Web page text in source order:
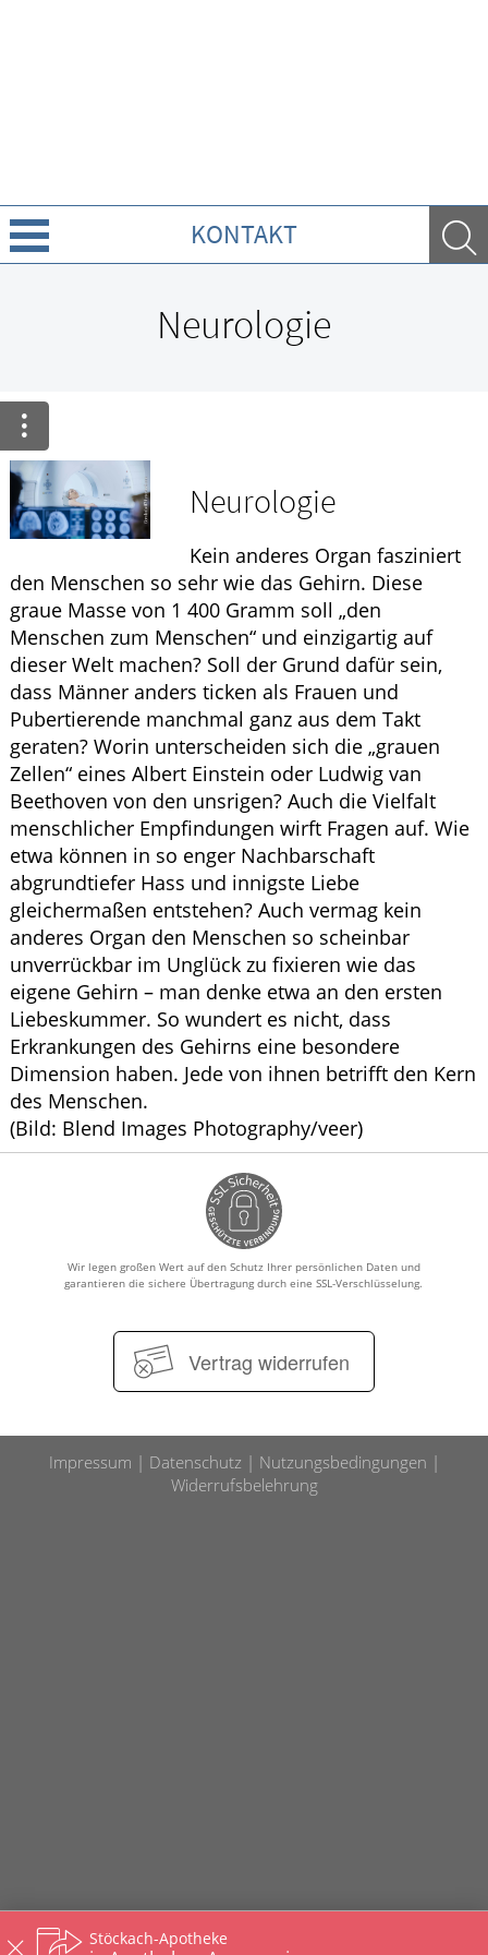
KONTAKT
Ratgeber
Krankheiten & Therapie
ELTERN UND KIND
Neurologie
Neurologie
Kein anderes Organ fasziniert
den Menschen so sehr wie das Gehirn. Diese
graue Masse von 1 400 Gramm soll „den
Menschen zum Menschen“ und einzigartig auf
dieser Welt machen? Soll der Grund dafür sein,
dass Männer anders ticken als Frauen und
Pubertierende manchmal ganz aus dem Takt
geraten? Worin unterscheiden sich die „grauen
Zellen“ eines Albert Einstein oder Ludwig van
Beethoven von den unsrigen? Auch die Vielfalt
menschlicher Empfindungen wirft Fragen auf. Wie
etwa können in so enger Nachbarschaft
abgrundtiefer Hass und innigste Liebe
gleichermaßen entstehen? Auch vermag kein
anderes Organ den Menschen so scheinbar
unverrückbar im Unglück zu fixieren wie das
eigene Gehirn – man denke etwa an den ersten
Liebeskummer. So wundert es nicht, dass
Erkrankungen des Gehirns eine besondere
Dimension haben. Jede von ihnen betrifft den Kern
des Menschen.
(Bild: Blend Images Photography/veer)
Wir legen großen Wert auf den Schutz Ihrer persönlichen Daten und
garantieren die sichere Übertragung durch eine SSL-Verschlüsselung.
Vertrag widerrufen
Impressum Datenschutz
Nutzungsbedingungen
Widerrufsbelehrung
Stöckach-Apotheke